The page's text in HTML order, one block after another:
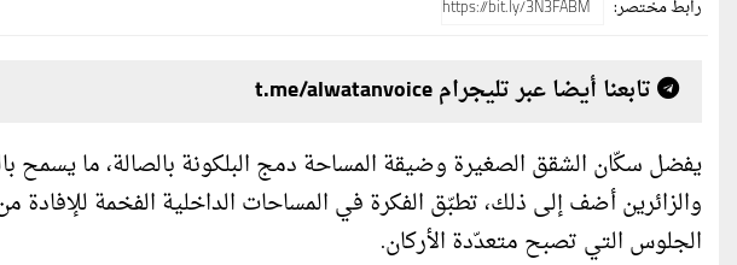
رابط مختصر:
تابعنا أيضا عبر تليجرام t.me/alwatanvoice
يفضل سكّان الشقق الصغيرة وضيقة المساحة دمج البلكونة بالصالة، ما يسمح
والزائرين أضف إلى ذلك، تطبّق الفكرة في المساحات الداخلية الفخمة للإفادة
الجلوس التي تصبح متعدّدة الأركان.